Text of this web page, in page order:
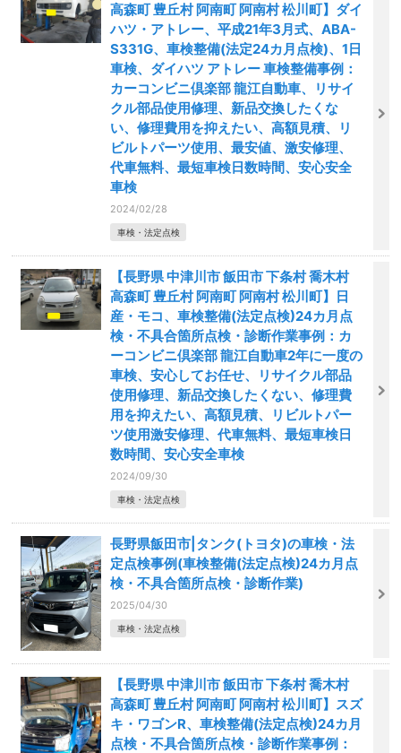
高森町 豊丘村 阿南町 阿南村 松川町】ダイ
ハツ・アトレー、平成21年3月式、ABA-
S331G、車検整備(法定24カ月点検)、1日
車検、ダイハツ アトレー 車検整備事例：
カーコンビニ倶楽部 龍江自動車、リサイ
クル部品使用修理、新品交換したくな
い、修理費用を抑えたい、高額見積、リ
ビルトパーツ使用、最安値、激安修理、
代車無料、最短車検日数時間、安心安全
車検
2024/02/28
車検・法定点検
【長野県 中津川市 飯田市 下条村 喬木村
高森町 豊丘村 阿南町 阿南村 松川町】日
産・モコ、車検整備(法定点検)24カ月点
検・不具合箇所点検・診断作業事例：カ
ーコンビニ倶楽部 龍江自動車2年に一度の
車検、安心してお任せ、リサイクル部品
使用修理、新品交換したくない、修理費
用を抑えたい、高額見積、リビルトパー
ツ使用激安修理、代車無料、最短車検日
数時間、安心安全車検
2024/09/30
車検・法定点検
長野県飯田市|タンク(トヨタ)の車検・法
定点検事例(車検整備(法定点検)24カ月点
検・不具合箇所点検・診断作業)
2025/04/30
車検・法定点検
【長野県 中津川市 飯田市 下条村 喬木村
高森町 豊丘村 阿南町 阿南村 松川町】スズ
キ・ワゴンR、車検整備(法定点検)24カ月
点検・不具合箇所点検・診断作業事例：